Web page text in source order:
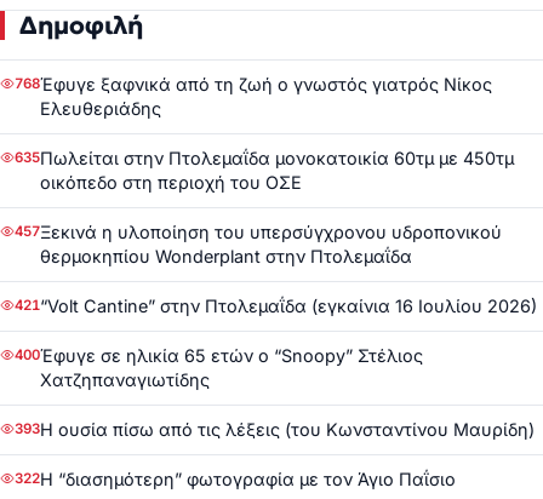
Δημοφιλή
768Έφυγε ξαφνικά από τη ζωή ο γνωστός γιατρός Νίκος
Ελευθεριάδης
635Πωλείται στην Πτολεμαΐδα μονοκατοικία 60τμ με 450τμ
οικόπεδο στη περιοχή του ΟΣΕ
457Ξεκινά η υλοποίηση του υπερσύγχρονου υδροπονικού
θερμοκηπίου Wonderplant στην Πτολεμαΐδα
421“Volt Cantine” στην Πτολεμαΐδα (εγκαίνια 16 Ιουλίου 2026)
400Έφυγε σε ηλικία 65 ετών ο “Snoopy” Στέλιος
Χατζηπαναγιωτίδης
393Η ουσία πίσω από τις λέξεις (του Κωνσταντίνου Μαυρίδη)
322Η “διασημότερη” φωτογραφία με τον Άγιο Παΐσιο